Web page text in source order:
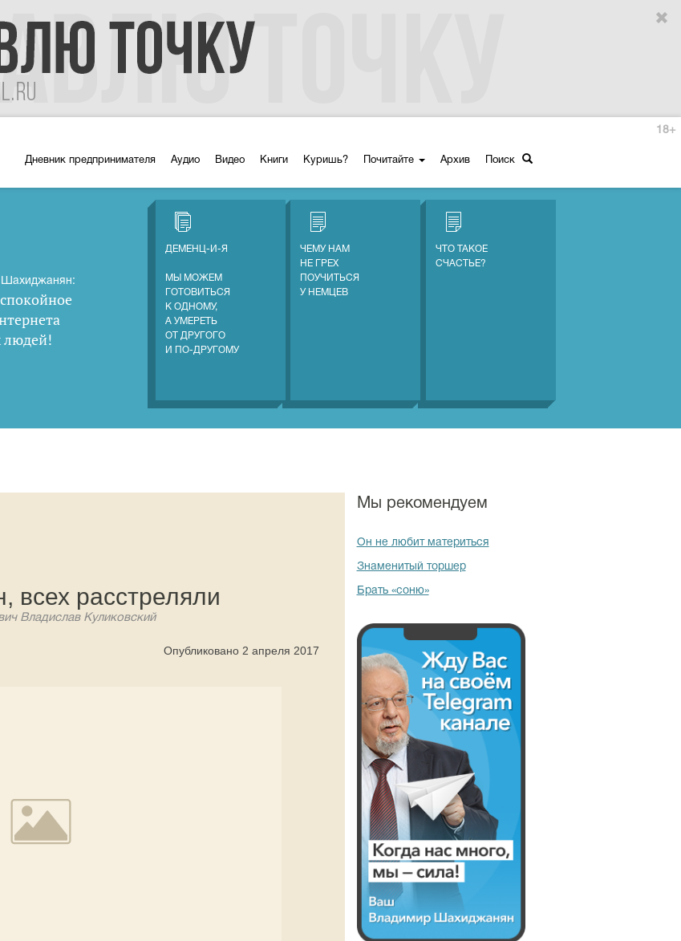
Дневник предпринимателя Аудио Видео Книги Куришь? Почитайте Архив Поиск
18+
Шахиджанян:
людей!
ДЕМЕНЦ-И-Я
МЫ МОЖЕМ
ГОТОВИТЬСЯ
К ОДНОМУ,
А УМЕРЕТЬ
ОТ ДРУГОГО
И ПО-ДРУГОМУ
ЧЕМУ НАМ
НЕ ГРЕХ
ПОУЧИТЬСЯ
У НЕМЦЕВ
ЧТО ТАКОЕ
СЧАСТЬЕ?
всех расстреляли
Владислав Куликовский
Опубликовано 2 апреля 2017
Мы рекомендуем
Он не любит материться
Знаменитый торшер
Брать «соню»